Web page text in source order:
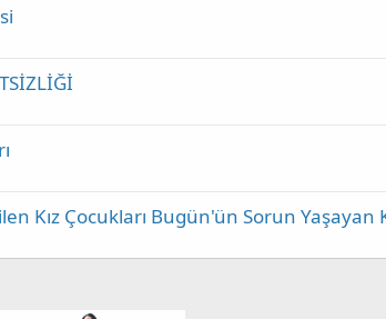
Kız Çocukları Bugün'ün Sorun Yaşayan